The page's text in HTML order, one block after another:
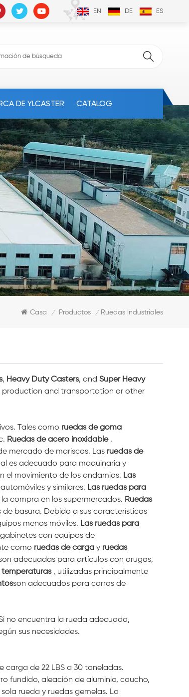
EN DE ES
DE YLCASTER CATALOG
Casa / Productos / Ruedas Industriales
, Heavy Duty Casters, and Super Heavy
production and transportation or other
Tales como ruedas de goma
Ruedas de acero inoxidable,
mercado de mariscos. Las ruedas de
es adecuado para maquinaria y
el movimiento de los andamios. Las
y similares. Las ruedas para
compra en los supermercados. Ruedas
basura. Debido a sus características
menos móviles. Las ruedas para
con equipos de
como ruedas de cargay ruedas
adecuadas para artículos con orugas,
temperaturas, utilizadas principalmente
son adecuados para carros de
no encuentra la rueda adecuada,
sus necesidades.
carga de 22 LBS a 30 toneladas.
fundido, aleación de aluminio, caucho,
rueda y ruedas gemelas. La